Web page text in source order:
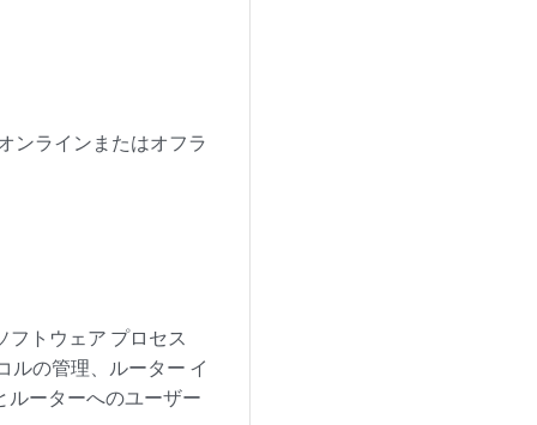
ンラインまたはオフラ
フトウェア プロセス
ルの管理、ルーター イ
ルーターへのユーザー